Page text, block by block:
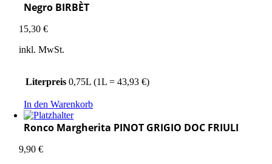
Negro BIRBÈT
15,30€
inkl. MwSt.
Literpreis 0,75L (1L = 43,93 €)
In den Warenkorb
Ronco Margherita PINOT GRIGIO DOC FRIULI
9,90€